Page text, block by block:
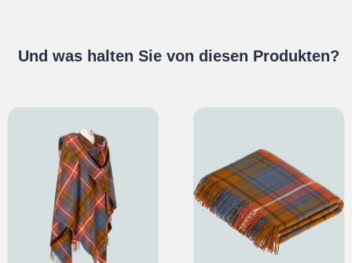
Und was halten Sie von diesen Produkten?